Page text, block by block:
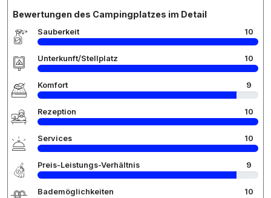
Bewertungen des Campingplatzes im Detail
Sauberkeit 10
Unterkunft/Stellplatz 10
Komfort 9
Rezeption 10
Services 10
Preis-Leistungs-Verhältnis 9
Bademöglichkeiten 10